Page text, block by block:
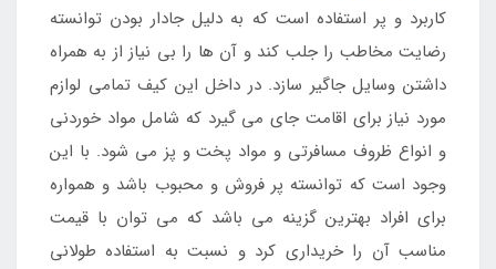
کاربرد و پر استفاده است که به دلیل جادار بودن توانسته
رضایت مخاطب را جلب کند و آن ها را بی نیاز از به همراه
داشتن وسایل جاگیر سازد. در داخل این کیف تمامی لوازم
مورد نیاز برای اقامت جای می گیرد که شامل مواد خوردنی
و انواع ظروف مسافرتی و مواد پخت و پز می شود. با این
وجود است که توانسته پر فروش و محبوب باشد و همواره
برای افراد بهترین گزینه می باشد که می توان با قیمت
مناسب آن را خریداری کرد و نسبت به استفاده طولانی